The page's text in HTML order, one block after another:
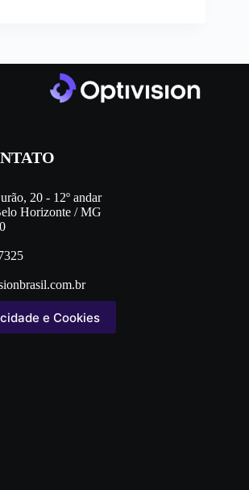
20 - 12º andar
Horizonte / MG
e Cookies